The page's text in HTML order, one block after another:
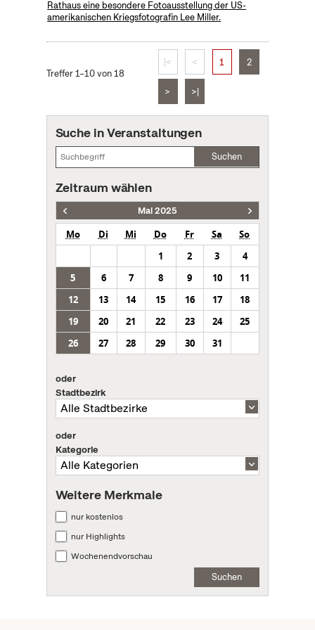
Rathaus eine besondere Fotoausstellung der US-
amerikanischen Kriegsfotografin Lee Miller.
Treffer 1–10 von 18
|< < 1 2
> >|
Suche in Veranstaltungen
Suchen
Zeitraum wählen
Mai 2025
Mo Di Mi Do Fr Sa
So
1
2 3
4
5
6 7 8 9 10
11
12
13 14 15 16 17
18
19
20 21 22 23 24
25
26
27 28 29 30 31
oder
Stadtbezirk
oder
Kategorie
Weitere Merkmale
nur kostenlos
nur Highlights
Wochenendvorschau
Suchen